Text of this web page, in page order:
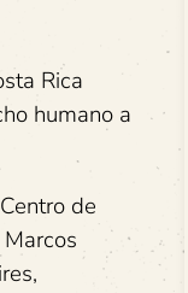
Rica
humano a
de